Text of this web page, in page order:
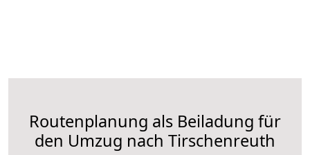
Routenplanung als Beiladung für
den Umzug nach Tirschenreuth